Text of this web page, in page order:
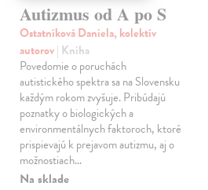
Autizmus od A po S
Ostatníková Daniela, kolektív
autorov| Kniha
Povedomie o poruchách
autistického spektra sa na Slovensku
každým rokom zvyšuje. Pribúdajú
poznatky o biologických a
environmentálnych faktoroch, ktoré
prispievajú k prejavom autizmu, aj o
možnostiach…
Na sklade